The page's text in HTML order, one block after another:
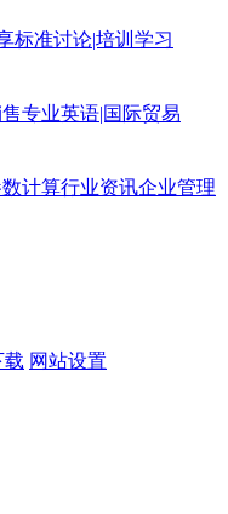
标准讨论|培训学习
专业英语|国际贸易
计算行业资讯企业管理
载 网站设置